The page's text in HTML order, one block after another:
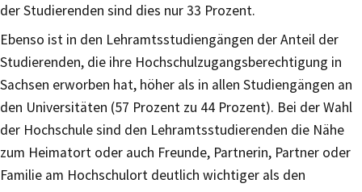
der Studierenden sind dies nur 33 Prozent.
Ebenso ist in den Lehramtsstudiengängen der Anteil der
Studierenden, die ihre Hochschulzugangsberechtigung in
Sachsen erworben hat, höher als in allen Studiengängen an
den Universitäten (57 Prozent zu 44 Prozent). Bei der Wahl
der Hochschule sind den Lehramtsstudierenden die Nähe
zum Heimatort oder auch Freunde, Partnerin, Partner oder
Familie am Hochschulort deutlich wichtiger als den